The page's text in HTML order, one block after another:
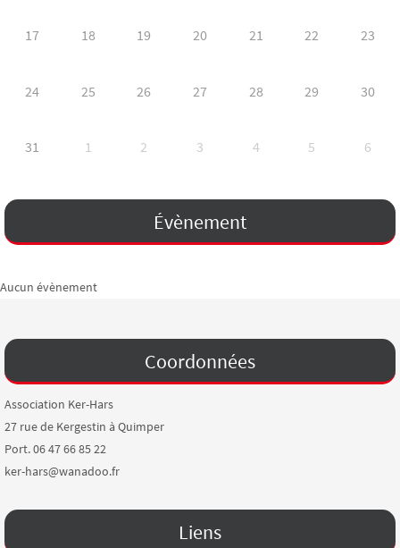
17 18 19 20 21 22 23
24 25 26 27 28 29 30
31 1 2 3 4 5 6
Évènement
Aucun évènement
Coordonnées
Association Ker-Hars
27 rue de Kergestin à Quimper
Port. 06 47 66 85 22
ker-hars@wanadoo.fr
Liens